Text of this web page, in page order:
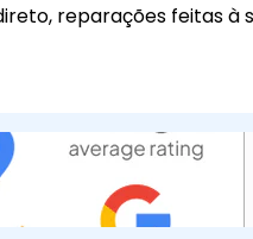
reparações feitas à